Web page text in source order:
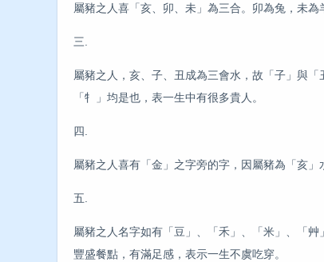
屬豬之人喜「亥、卯、未」為三合。卯為兔，未
三.
屬豬之人，亥、子、丑成為三會水，故「子」與
「牜」均是也，表一生中有很多貴人。
四.
屬豬之人喜有「金」之字旁的字，因屬豬為「亥
五.
屬豬之人名字如有「豆」、「禾」、「米」、「
豐盛餐點，有滿足感，表示一生不虞吃穿。